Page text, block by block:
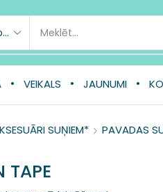
VEIKALS JAUNUMI
SUŅIEM* PAVADAS
TAPE